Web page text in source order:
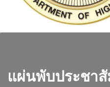
แผ่นพับประชา